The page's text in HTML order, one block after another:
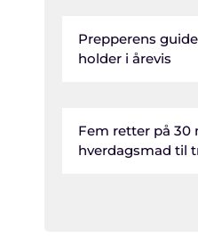
Prepperens
holder i årevis
Fem retter på 30
hverdagsmad til